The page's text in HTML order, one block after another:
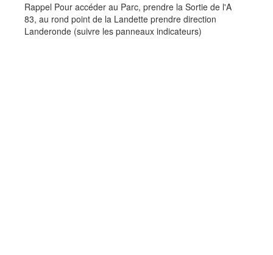
Rappel Pour accéder au Parc, prendre la Sortie de l'A
83, au rond point de la Landette prendre direction
Landeronde (suivre les panneaux indicateurs)